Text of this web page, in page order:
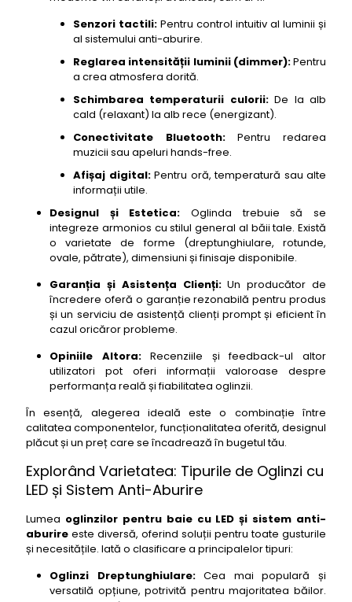
Mondano 95
41- oglinda baie cu led si dezaburire Hansgrohe
Raindance 90
42- oglinda baie cu led si dezaburire Villeroy &
Boch Legato 90
43- oglinda baie cu led si dezaburire Duravit
Happy D.2 70
44- oglinda baie cu led si dezaburire Keuco Royal
Puro 80
45- oglinda baie cu led si dezaburire Emke
Square 65
46- oglinda baie cu led si dezaburire Fackelmann
Neo 70
47- oglinda baie cu led si dezaburire Hansgrohe
Logis 75
48- oglinda baie cu led si dezaburire Villeroy &
Boch Memento 2.0 80
Starck 3 70
50- oglinda baie cu led si dezaburire Keuco Royal
Universe 65
51- oglinda baie cu led si dezaburire Hansgrohe
PuraVida 80
Boch Loop 90
53- oglinda baie cu led si dezaburire Duravit Vero
54- oglinda baie cu led si dezaburire Keuco
Edition 130
55- oglinda baie cu led si dezaburire Emke Infinity
80
Senzori tactili: Pentru control intuitiv al luminii și
al sistemului anti-aburire.
Reglarea intensității luminii (dimmer):Pentru
a crea atmosfera dorită.
Schimbarea temperaturii culorii:De la alb
cald (relaxant) la alb rece (energizant).
Conectivitate Bluetooth:Pentru redarea
muzicii sau apeluri hands-free.
Afișaj digital:Pentru oră, temperatură sau alte
informații utile.
Designul și Estetica: Oglinda trebuie să se
integreze armonios cu stilul general al băii tale. Există
o varietate de forme (dreptunghiulare, rotunde,
ovale, pătrate), dimensiuni și finisaje disponibile.
Garanția și Asistența Clienți:Un producător de
încredere oferă o garanție rezonabilă pentru produs
și un serviciu de asistență clienți prompt și eficient în
cazul oricăror probleme.
Opiniile Altora:Recenziile și feedback-ul altor
utilizatori pot oferi informații valoroase despre
performanța reală și fiabilitatea oglinzii.
În esență, alegerea ideală este o combinație între
calitatea componentelor, funcționalitatea oferită, designul
plăcut și un preț care se încadrează în bugetul tău.
Explorând Varietatea: Tipurile de Oglinzi cu
LED și Sistem Anti-Aburire
Lumea oglinzilor pentru baie cu LED și sistem anti-
aburire este diversă, oferind soluții pentru toate gusturile
și necesitățile. Iată o clasificare a principalelor tipuri:
Oglinzi Dreptunghiulare:Cea mai populară și
versatilă opțiune, potrivită pentru majoritatea băilor.